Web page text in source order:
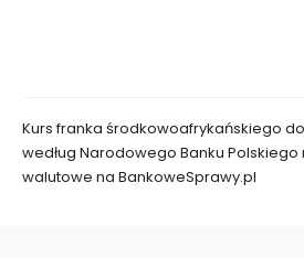
Kurs franka środkowoafrykańskiego
według Narodowego Banku Polskiego
walutowe na BankoweSprawy.pl